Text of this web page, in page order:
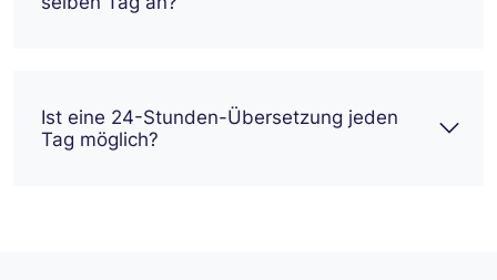
Ist eine 24-Stunden-Übersetzung jeden
Tag möglich?